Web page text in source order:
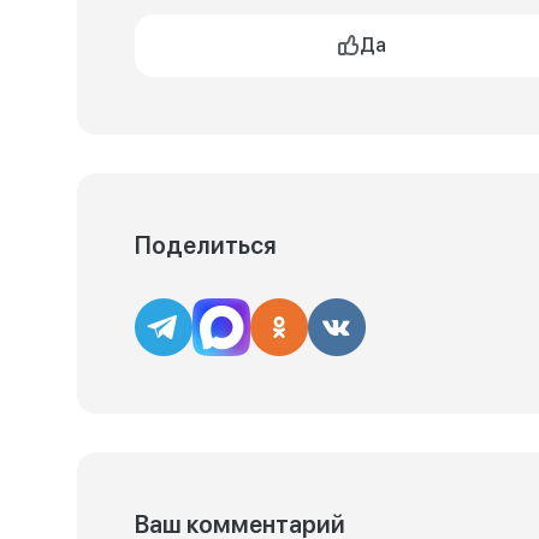
Да
Поделиться
Ваш комментарий